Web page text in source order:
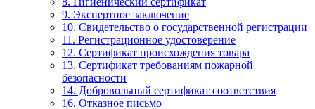
9. Экспертное заключение
10. Свидетельство о государственной регистрации
11. Регистрационное удостоверение
12. Сертификат происхождения товара
13. Сертификат требованиям пожарной
безопасности
14. Добровольный сертификат соответствия
16. Отказное письмо